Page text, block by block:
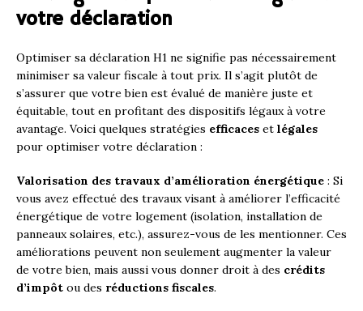
votre déclaration
Optimiser sa déclaration H1 ne signifie pas nécessairement
minimiser sa valeur fiscale à tout prix. Il s’agit plutôt de
s’assurer que votre bien est évalué de manière juste et
équitable, tout en profitant des dispositifs légaux à votre
avantage. Voici quelques stratégies efficaces et légales
pour optimiser votre déclaration :
Valorisation des travaux d’amélioration énergétique : Si
vous avez effectué des travaux visant à améliorer l’efficacité
énergétique de votre logement (isolation, installation de
panneaux solaires, etc.), assurez-vous de les mentionner. Ces
améliorations peuvent non seulement augmenter la valeur
de votre bien, mais aussi vous donner droit à des crédits
d’impôt ou des réductions fiscales.